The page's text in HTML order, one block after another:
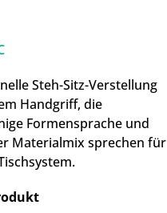
Steh-Sitz-Verstellung
Handgriff, die
Formensprache und
Materialmix sprechen für